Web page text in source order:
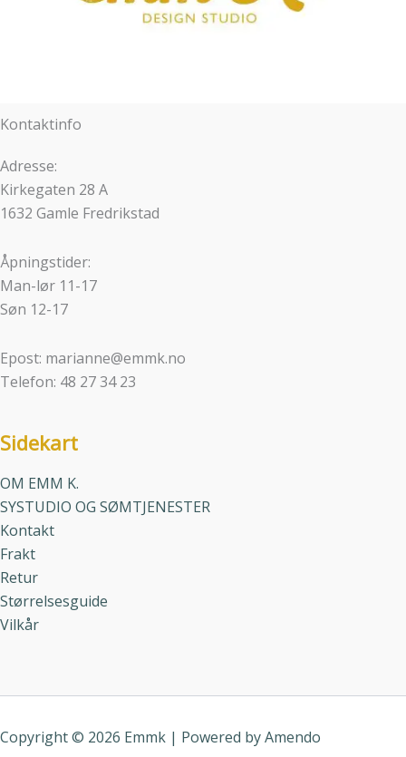
Kontaktinfo
Adresse:
Kirkegaten 28 A
1632 Gamle Fredrikstad
Åpningstider:
Man-lør 11-17
Søn 12-17
Epost: marianne@emmk.no
Telefon: 48 27 34 23
Sidekart
OM EMM K.
SYSTUDIO OG SØMTJENESTER
Kontakt
Frakt
Retur
Størrelsesguide
Vilkår
Copyright © 2026 Emmk | Powered byAmendo